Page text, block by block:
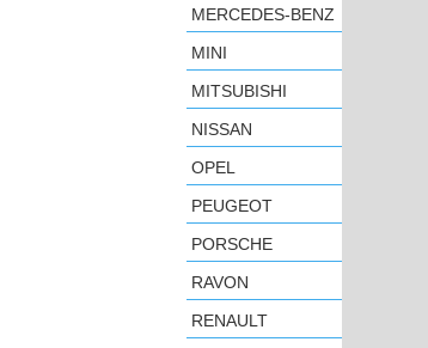
MERCEDES-BENZ
MINI
MITSUBISHI
NISSAN
OPEL
PEUGEOT
PORSCHE
RAVON
RENAULT